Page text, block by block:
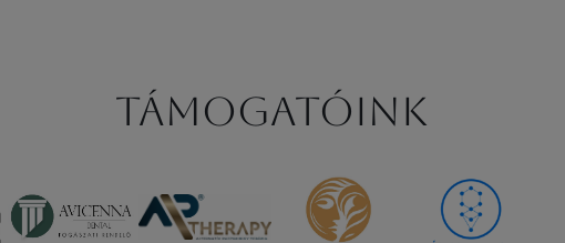
Támogatóink